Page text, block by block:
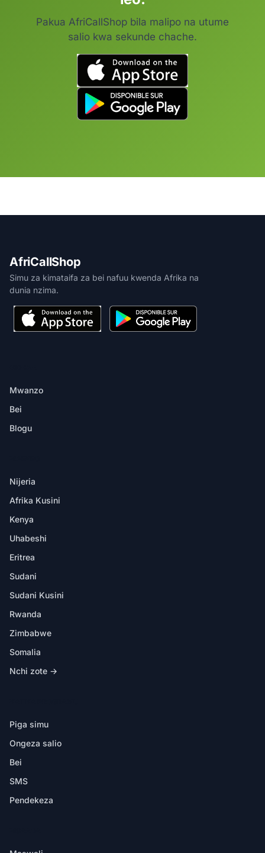
Pakua AfriCallShop bila malipo na utume
salio kwa sekunde chache.
AfriCallShop
Simu za kimataifa za bei nafuu kwenda Afrika na
dunia nzima.
Mwanzo
Bei
Blogu
Nijeria
Afrika Kusini
Kenya
Uhabeshi
Eritrea
Sudani
Sudani Kusini
Rwanda
Zimbabwe
Somalia
Nchi zote →
Piga simu
Ongeza salio
Bei
SMS
Pendekeza